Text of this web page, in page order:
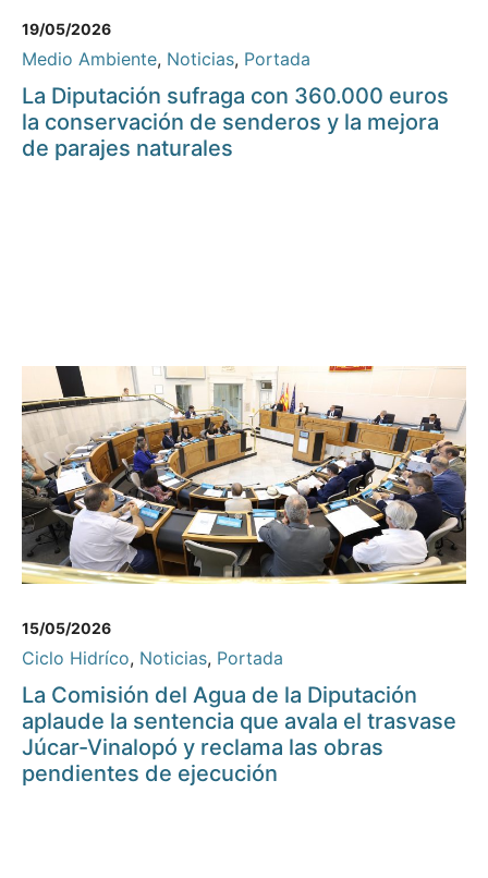
19/05/2026
Medio Ambiente, Noticias, Portada
La Diputación sufraga con 360.000 euros
la conservación de senderos y la mejora
de parajes naturales
15/05/2026
Ciclo Hidríco, Noticias, Portada
La Comisión del Agua de la Diputación
aplaude la sentencia que avala el trasvase
Júcar-Vinalopó y reclama las obras
pendientes de ejecución